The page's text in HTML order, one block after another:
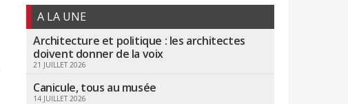
A LA UNE
Architecture et politique : les architectes
doivent donner de la voix
21 JUILLET 2026
Canicule, tous au musée
14 JUILLET 2026